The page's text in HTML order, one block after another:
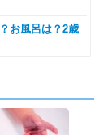
お風呂は？2歳